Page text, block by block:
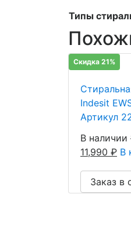
Типы
Скидка 21%
Indesit
Артикул
В наличии
11,990 ₽ В
Заказ в